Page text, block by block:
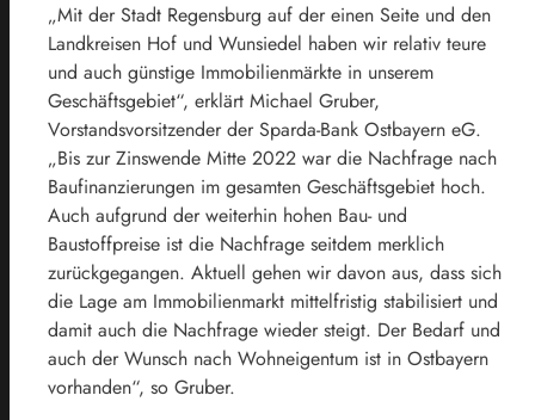
„Mit der Stadt Regensburg auf der einen Seite und den
Landkreisen Hof und Wunsiedel haben wir relativ teure
und auch günstige Immobilienmärkte in unserem
Geschäftsgebiet“, erklärt Michael Gruber,
Vorstandsvorsitzender der Sparda-Bank Ostbayern eG.
„Bis zur Zinswende Mitte 2022 war die Nachfrage nach
Baufinanzierungen im gesamten Geschäftsgebiet hoch.
Auch aufgrund der weiterhin hohen Bau- und
Baustoffpreise ist die Nachfrage seitdem merklich
zurückgegangen. Aktuell gehen wir davon aus, dass sich
die Lage am Immobilienmarkt mittelfristig stabilisiert und
damit auch die Nachfrage wieder steigt. Der Bedarf und
auch der Wunsch nach Wohneigentum ist in Ostbayern
vorhanden“, so Gruber.